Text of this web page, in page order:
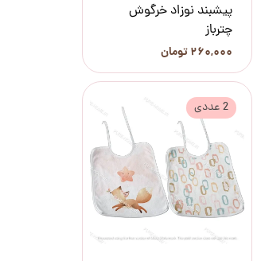
پیشبند نوزاد خرگوش
چترباز
۲۶۰,۰۰۰ تومان
2 عددی